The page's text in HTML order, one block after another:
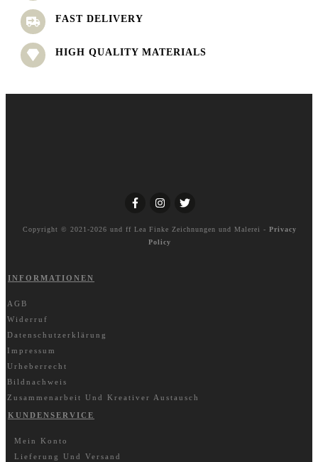
FAST DELIVERY
HIGH QUALITY MATERIALS
Copyright © 2021-2026 und ff Lea Finke Zeichnungen und Malerei - Privacy
Policy
INFORMATIONEN
AGB
Widerruf
Datenschutzerklärung
Impressum
Urheberrecht
Bildnachweis
Zusammenarbeit Und Kreativer Austausch
KUNDENSERVICE
Mein Konto
Lieferung Und Versand